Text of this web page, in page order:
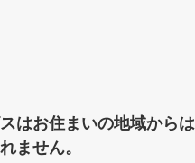
はお住まいの地域からは
ません。